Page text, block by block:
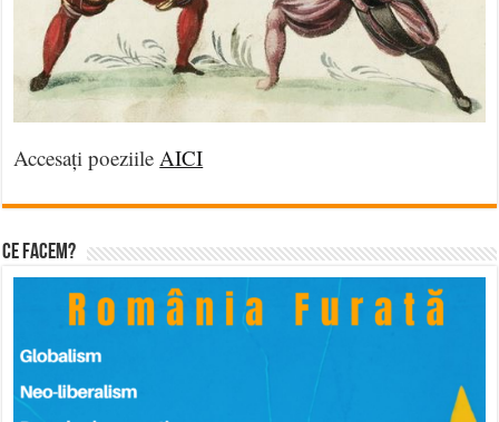
Accesați poeziile AICI
Ce facem?